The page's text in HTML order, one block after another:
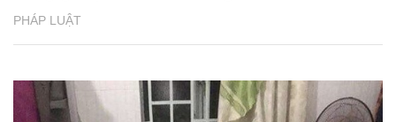
PHÁP LUẬT